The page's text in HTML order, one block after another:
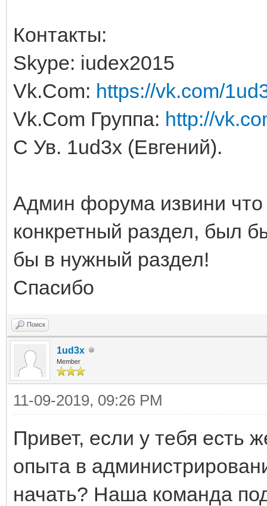
Контакты:
Skype: iudex2015
Vk.Com: https://vk.com/
Vk.Com Группа: http://
С Ув. 1ud3x (Евгений).
Админ форума извини что
конкретный раздел, был
бы в нужный раздел!
Спасибо
Поиск
1ud3x
Member
11-09-2019, 09:26 PM
Привет, если у тебя есть
опыта в
начать? Наша команда